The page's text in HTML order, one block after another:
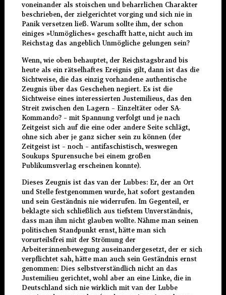
voneinander als stoischen und beharrlichen Charakter
beschrieben, der zielgerichtet vorging und sich nie in
Panik versetzen ließ. Warum sollte ihm, der schon
einiges »Unmögliches« geschafft hatte, nicht auch im
Reichstag das angeblich Unmögliche gelungen sein?
Wenn, wie oben behauptet, der Reichstagsbrand bis
heute als ein rätselhaftes Ereignis gilt, dann ist das die
Sichtweise, die das einzig vorhandene authentische
Zeugnis über das Geschehen negiert. Es ist die
Sichtweise eines interessierten Justemilieus, das den
Streit zwischen den Lagern – Einzeltäter oder SA-
Kommando? – mit Spannung verfolgt und je nach
Zeitgeist sich auf die eine oder andere Seite schlägt,
ohne sich aber je ganz sicher sein zu können (der
Zeitgeist ist – noch – antifaschistisch, weswegen
Soukups Spurensuche bei einem großen
Publikumsverlag erscheinen konnte).
Dieses Zeugnis ist das van der Lubbes: Er, der an Ort
und Stelle festgenommen wurde, hat sofort gestanden
und sein Geständnis nie widerrufen. Im Gegenteil, er
beklagte sich schließlich aus tiefstem Unverständnis,
dass man ihm nicht glauben wollte. Nähme man seinen
politischen Standpunkt ernst, hätte man sich
vorurteilsfrei mit der Strömung der
Arbeiter:innenbewegung auseinandergesetzt, der er sich
verpflichtet sah, hätte man auch sein Geständnis ernst
genommen: Dies selbstverständlich nicht an das
Justemilieu gerichtet, wohl aber an eine Linke, die in
Deutschland sich nie wirklich mit van der Lubbe